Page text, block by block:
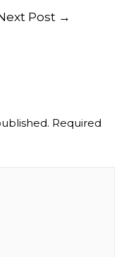
Post →
Required